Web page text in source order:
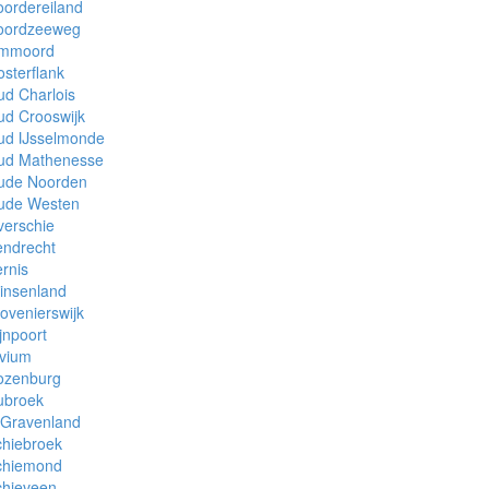
Charlois
Crooswijk
IJsselmonde
Mathenesse
Noorden
Westen